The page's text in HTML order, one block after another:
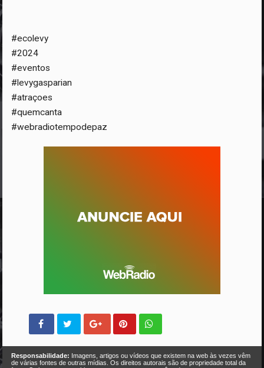
#ecolevy
#2024
#eventos
#levygasparian
#atraçoes
#quemcanta
#webradiotempodepaz
Responsabilidade: Imagens, artigos ou vídeos que existem na web às vezes vêm
de várias fontes de outras mídias. Os direitos autorais são de propriedade total da